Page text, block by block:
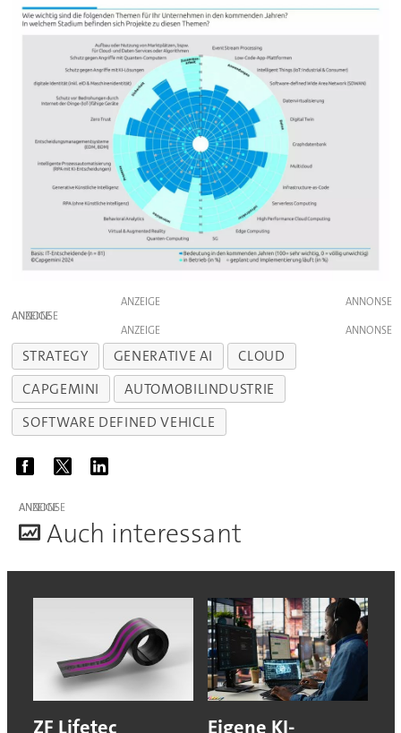
ANZEIGE
ANZEIGE
ANZEIGE
STRATEGY GENERATIVE AI
CLOUD
CAPGEMINI
AUTOMOBILINDUSTRIE
SOFTWARE DEFINED VEHICLE
ANZEIGE
Auch interessant
ZF Lifetec
Eigene KI-